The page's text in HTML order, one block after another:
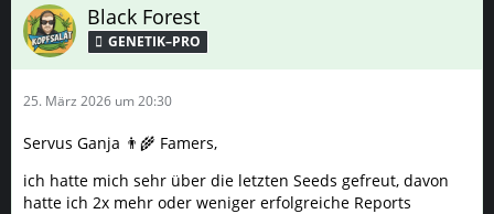
Black Forest
GENETIK–PRO
25. März 2026 um 20:30
Servus Ganja 👨‍🌾 Famers,
ich hatte mich sehr über die letzten Seeds gefreut, davon
hatte ich 2x mehr oder weniger erfolgreiche Reports